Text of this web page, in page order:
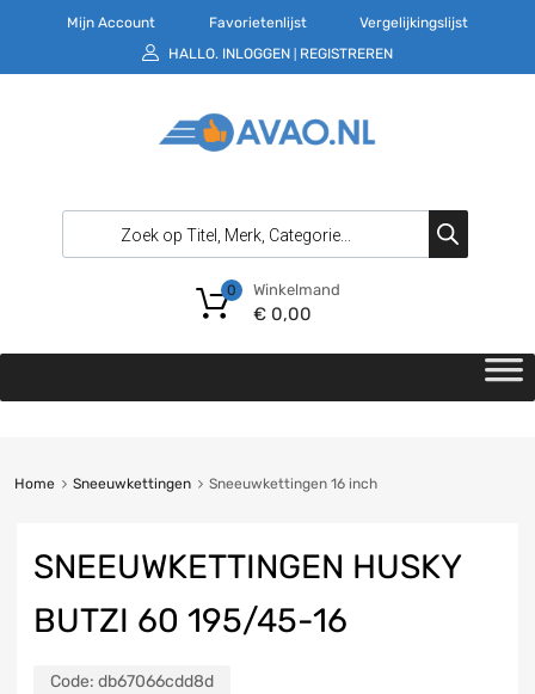
Mijn Account Favorietenlijst
Vergelijkingslijst
HALLO. INLOGGEN REGISTREREN
Winkelmand
€0,00
0
Home Sneeuwkettingen Sneeuwkettingen 16 inch
SNEEUWKETTINGEN HUSKY
BUTZI 60 195/45-16
Code: db67066cdd8d